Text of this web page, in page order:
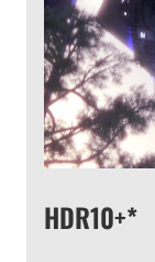
HDR10+*